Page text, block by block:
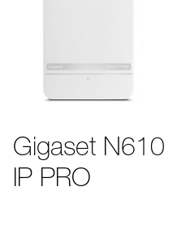
Gigaset N610
IP PRO